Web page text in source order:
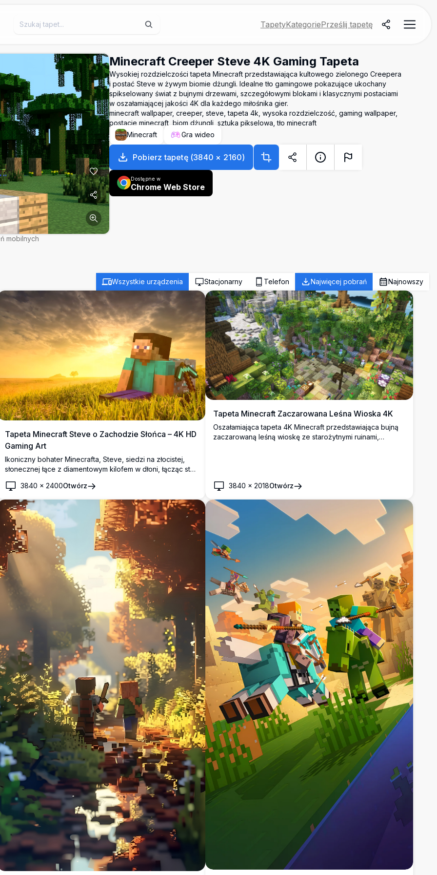
TapetyKategoriePrześlij tapetę
mobilnych
Minecraft Creeper Steve 4K Gaming Tapeta
Wysokiej rozdzielczości tapeta Minecraft przedstawiająca kultowego zielonego Creepera
i postać Steve w żywym biomie dżungli. Idealne tło gamingowe pokazujące ukochany
spikselowany świat z bujnymi drzewami, szczegółowymi blokami i klasycznymi postaciami
w oszałamiającej jakości 4K dla każdego miłośnika gier.
minecraft wallpaper, creeper, steve, tapeta 4k, wysoka rozdzielczość, gaming wallpaper,
postacie minecraft, biom dżungli, sztuka pikselowa, tło minecraft
Minecraft
Gra wideo
Pobierz tapetę(3840 × 2160)
Dostępne w
Chrome Web Store
Wszystkie urządzenia Stacjonarny Telefon Najwięcej pobrań Najnowszy
Tapeta Minecraft Steve o Zachodzie Słońca – 4K HD
Gaming Art
Ikoniczny bohater Minecrafta, Steve, siedzi na złocistej,
słonecznej łące z diamentowym kilofem w dłoni, łącząc styl
słońca w tle. Idealna tapeta dla fanów Minecrafta i
miłośników gier.
3840 ×2400Otwórz
Tapeta Minecraft Zaczarowana Leśna Wioska 4K
Oszałamiająca tapeta 4K Minecraft przedstawiająca bujną
zaczarowaną leśną wioskę ze starożytnymi ruinami,
3840 × 2018Otwórz